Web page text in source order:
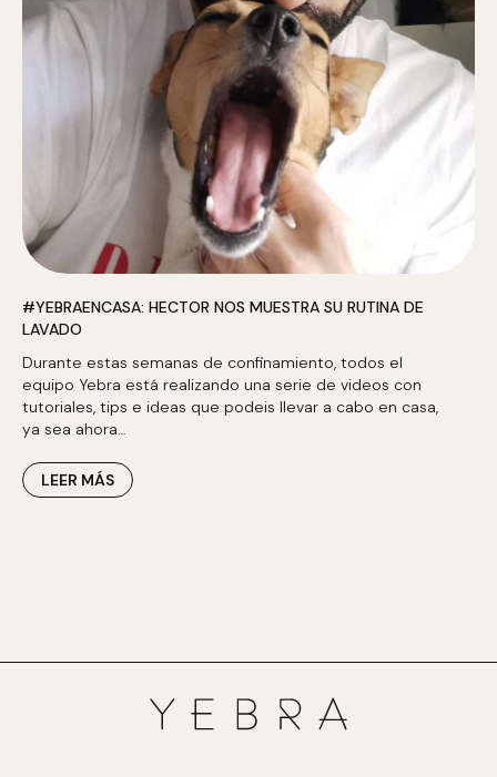
#YEBRAENCASA: HECTOR NOS MUESTRA SU RUTINA DE
LAVADO
Durante estas semanas de confinamiento, todos el
equipo Yebra está realizando una serie de videos con
tutoriales, tips e ideas que podeis llevar a cabo en casa,
ya sea ahora…
LEER MÁS